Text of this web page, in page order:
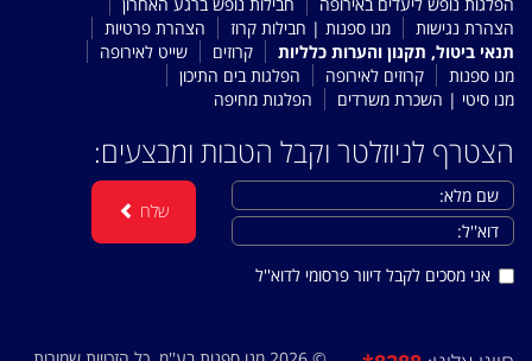
הצהרת נגישות
מנו ספנות | חבילות קרוז
הצהרת פרטיות
תנאי ביטול, תקנון והערות כלליות
קרוזים
שייט לאירופה
מנו ספנות
קרוזים לאירופה
הפלגות בים התיכון
מנו סיטי | השכרת משרדים
הפלגות מחיפה
הצטרף לניוזלטר וקבל הטבות ומבצעים:
אני מסכים לקבל דיוור פרסומי לדוא''ל
שלח